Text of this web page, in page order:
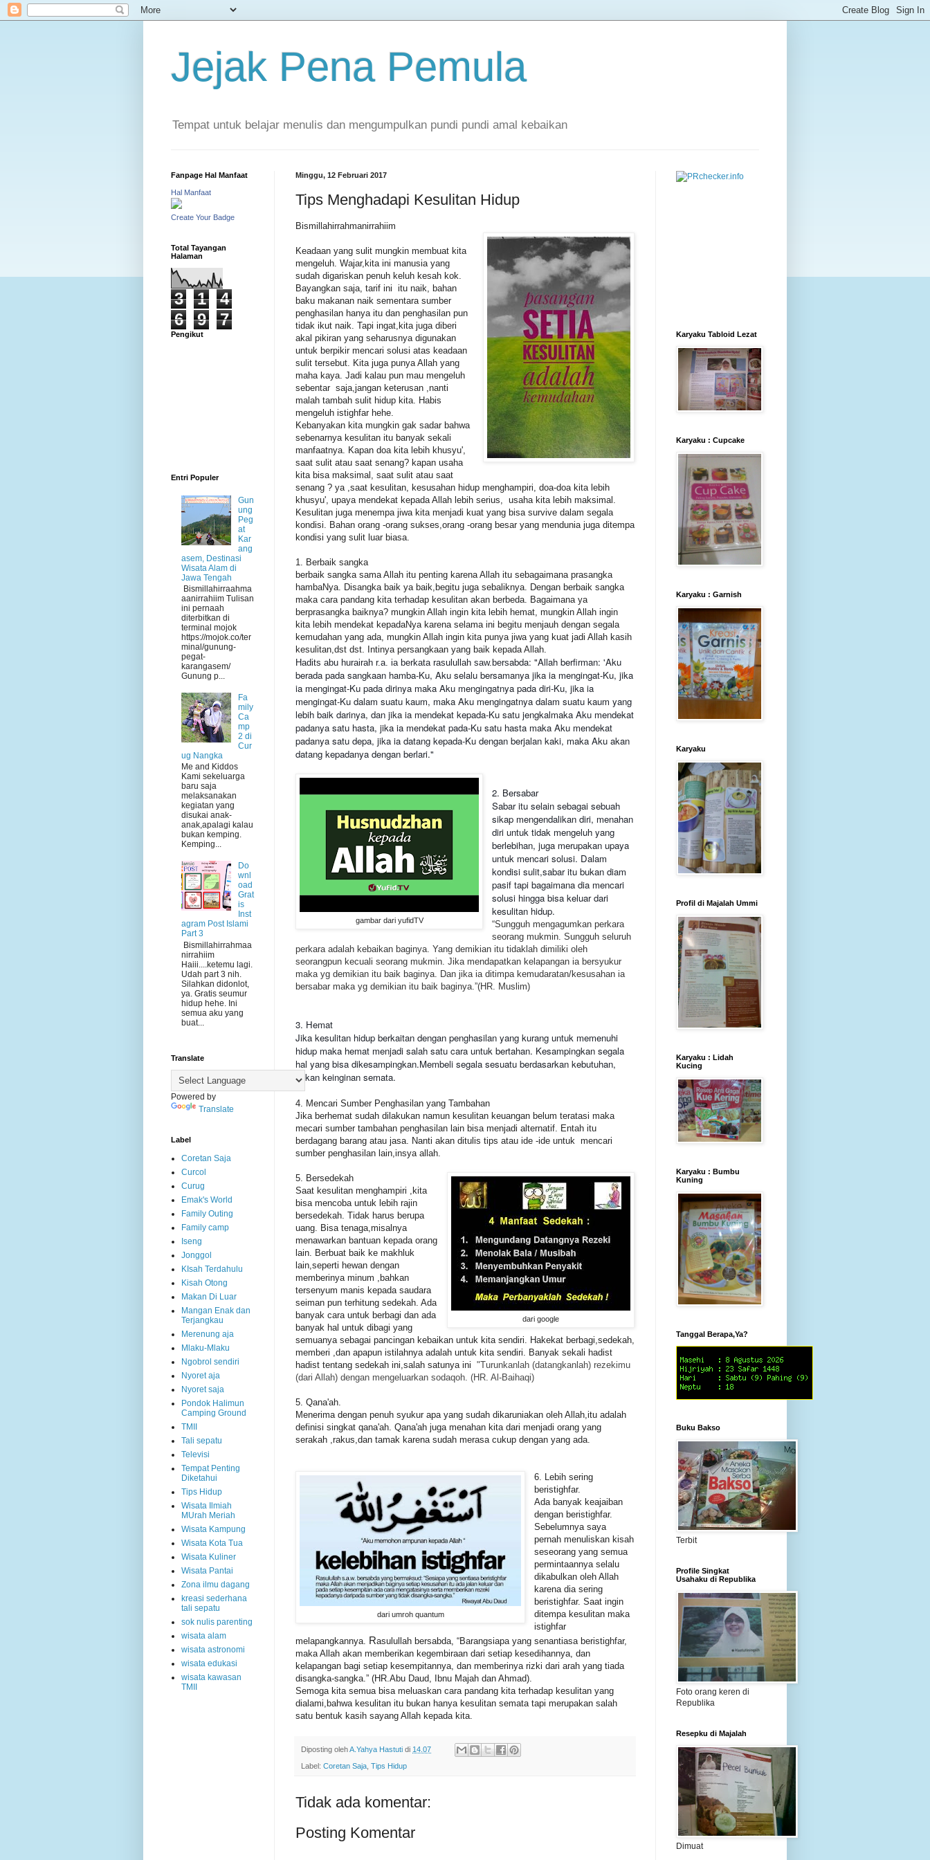
Jejak Pena Pemula
Tempat untuk belajar menulis dan mengumpulkan pundi pundi amal kebaikan
Minggu, 12 Februari 2017
Tips Menghadapi Kesulitan Hidup
Bismillahirrahmanirrahiim
Keadaan yang sulit mungkin membuat kita
mengeluh. Wajar,kita ini manusia yang
sudah digariskan penuh keluh kesah kok.
Bayangkan saja, tarif ini itu naik, bahan
baku makanan naik sementara sumber
penghasilan hanya itu dan penghasilan pun
tidak ikut naik. Tapi ingat,kita juga diberi
akal pikiran yang seharusnya digunakan
untuk berpikir mencari solusi atas keadaan
sulit tersebut. Kita juga punya Allah yang
maha kaya. Jadi kalau pun mau mengeluh
sebentar saja,jangan keterusan ,nanti
malah tambah sulit hidup kita. Habis
mengeluh istighfar hehe.
Kebanyakan kita mungkin gak sadar bahwa
sebenarnya kesulitan itu banyak sekali
manfaatnya. Kapan doa kita lebih khusyu',
saat sulit atau saat senang? kapan usaha
kita bisa maksimal, saat sulit atau saat
senang ? ya ,saat kesulitan, kesusahan hidup menghampiri, doa-doa kita lebih
khusyu', upaya mendekat kepada Allah lebih serius, usaha kita lebih maksimal.
Kesulitan juga menempa jiwa kita menjadi kuat yang bisa survive dalam segala
kondisi. Bahan orang -orang sukses,orang -orang besar yang mendunia juga ditempa
kondisi yang sulit luar biasa.
1. Berbaik sangka
berbaik sangka sama Allah itu penting karena Allah itu sebagaimana prasangka
hambaNya. Disangka baik ya baik,begitu juga sebaliknya. Dengan berbaik sangka
maka cara pandang kita terhadap kesulitan akan berbeda. Bagaimana ya
berprasangka baiknya? mungkin Allah ingin kita lebih hemat, mungkin Allah ingin
kita lebih mendekat kepadaNya karena selama ini begitu menjauh dengan segala
kemudahan yang ada, mungkin Allah ingin kita punya jiwa yang kuat jadi Allah kasih
kesulitan,dst dst. Intinya persangkaan yang baik kepada Allah.
Hadits abu hurairah r.a. ia berkata rasulullah saw.bersabda: "Allah berfirman: 'Aku
berada pada sangkaan hamba-Ku, Aku selalu bersamanya jika ia mengingat-Ku, jika
ia mengingat-Ku pada dirinya maka Aku mengingatnya pada diri-Ku, jika ia
mengingat-Ku dalam suatu kaum, maka Aku mengingatnya dalam suatu kaum yang
lebih baik darinya, dan jika ia mendekat kepada-Ku satu jengkalmaka Aku mendekat
padanya satu hasta, jika ia mendekat pada-Ku satu hasta maka Aku mendekat
padanya satu depa, jika ia datang kepada-Ku dengan berjalan kaki, maka Aku akan
datang kepadanya dengan berlari."
gambar dari yufidTV
2. Bersabar
Sabar itu selain sebagai sebuah
sikap mengendalikan diri, menahan
diri untuk tidak mengeluh yang
berlebihan, juga merupakan upaya
untuk mencari solusi. Dalam
kondisi sulit,sabar itu bukan diam
pasif tapi bagaimana dia mencari
solusi hingga bisa keluar dari
kesulitan hidup.
“Sungguh mengagumkan perkara
seorang mukmin. Sungguh seluruh
perkara adalah kebaikan baginya. Yang demikian itu tidaklah dimiliki oleh
seorangpun kecuali seorang mukmin. Jika mendapatkan kelapangan ia bersyukur
maka yg demikian itu baik baginya. Dan jika ia ditimpa kemudaratan/kesusahan ia
bersabar maka yg demikian itu baik baginya.”(HR. Muslim)
3. Hemat
Jika kesulitan hidup berkaitan dengan penghasilan yang kurang untuk memenuhi
hidup maka hemat menjadi salah satu cara untuk bertahan. Kesampingkan segala
hal yang bisa dikesampingkan.Membeli segala sesuatu berdasarkan kebutuhan,
bukan keinginan semata.
4. Mencari Sumber Penghasilan yang Tambahan
Jika berhemat sudah dilakukan namun kesulitan keuangan belum teratasi maka
mecari sumber tambahan penghasilan lain bisa menjadi alternatif. Entah itu
berdagang barang atau jasa. Nanti akan ditulis tips atau ide -ide untuk mencari
sumber penghasilan lain,insya allah.
dari google
5. Bersedekah
Saat kesulitan menghampiri ,kita
bisa mencoba untuk lebih rajin
bersedekah. Tidak harus berupa
uang. Bisa tenaga,misalnya
menawarkan bantuan kepada orang
lain. Berbuat baik ke makhluk
lain,seperti hewan dengan
memberinya minum ,bahkan
tersenyum manis kepada saudara
seiman pun terhitung sedekah. Ada
banyak cara untuk berbagi dan ada
banyak hal untuk dibagi yang
semuanya sebagai pancingan kebaikan untuk kita sendiri. Hakekat berbagi,sedekah,
memberi ,dan apapun istilahnya adalah untuk kita sendiri. Banyak sekali hadist
hadist tentang sedekah ini,salah satunya ini "Turunkanlah (datangkanlah) rezekimu
(dari Allah) dengan mengeluarkan sodaqoh. (HR. Al-Baihaqi)
5. Qana'ah.
Menerima dengan penuh syukur apa yang sudah dikaruniakan oleh Allah,itu adalah
definisi singkat qana'ah. Qana'ah juga menahan kita dari menjadi orang yang
serakah ,rakus,dan tamak karena sudah merasa cukup dengan yang ada.
dari umroh quantum
6. Lebih sering
beristighfar.
Ada banyak keajaiban
dengan beristighfar.
Sebelumnya saya
pernah menuliskan kisah
seseorang yang semua
permintaannya selalu
dikabulkan oleh Allah
karena dia sering
beristighfar. Saat ingin
ditempa kesulitan maka
istighfar
melapangkannya. Rasulullah bersabda, “Barangsiapa yang senantiasa beristighfar,
maka Allah akan memberikan kegembiraan dari setiap kesedihannya, dan
kelapangan bagi setiap kesempitannya, dan memberinya rizki dari arah yang tiada
disangka-sangka.” (HR.Abu Daud, Ibnu Majah dan Ahmad).
Semoga kita semua bisa meluaskan cara pandang kita terhadap kesulitan yang
dialami,bahwa kesulitan itu bukan hanya kesulitan semata tapi merupakan salah
satu bentuk kasih sayang Allah kepada kita.
Diposting olehA.Yahya Hastuti di 14.07
Label: Coretan Saja Tips Hidup
Tidak ada komentar:
Posting Komentar
Fanpage Hal Manfaat
Hal Manfaat
Create Your Badge
Total Tayangan
Halaman
3 1
4
6
9 7
Pengikut
Entri Populer
Gun
ung
Peg
at
Kar
ang
asem, Destinasi
Wisata Alam di
Jawa Tengah
Bismillahirraahma
aanirrahiim Tulisan
ini pernaah
diterbitkan di
terminal mojok
https://mojok.co/ter
minal/gunung-
pegat-
karangasem/
Gunung p...
Fa
mily
Ca
mp
2 di
Cur
ug Nangka
Me and Kiddos
Kami sekeluarga
baru saja
melaksanakan
kegiatan yang
disukai anak-
anak,apalagi kalau
bukan kemping.
Kemping...
Do
wnl
oad
Grat
is
Inst
agram Post Islami
Part 3
Bismillahirrahmaa
nirrahiim
Haiii....ketemu lagi.
Udah part 3 nih.
Silahkan didonlot,
ya. Gratis seumur
hidup hehe. Ini
semua aku yang
buat...
Translate
Powered by
Translate
Label
Coretan Saja
Curcol
Curug
Emak's World
Family Outing
Family camp
Iseng
Jonggol
KIsah Terdahulu
Kisah Otong
Makan Di Luar
Mangan Enak dan
Terjangkau
Merenung aja
Mlaku-Mlaku
Ngobrol sendiri
Nyoret aja
Nyoret saja
Pondok Halimun
Camping Ground
TMII
Tali sepatu
Televisi
Tempat Penting
Diketahui
Tips Hidup
Wisata Ilmiah
MUrah Meriah
Wisata Kampung
Wisata Kota Tua
Wisata Kuliner
Wisata Pantai
Zona ilmu dagang
kreasi sederhana
tali sepatu
sok nulis parenting
wisata alam
wisata astronomi
wisata edukasi
wisata kawasan
TMII
Karyaku Tabloid Lezat
Karyaku : Cupcake
Karyaku : Garnish
Karyaku
Profil di Majalah Ummi
Karyaku : Lidah
Kucing
Karyaku : Bumbu
Kuning
Tanggal Berapa,Ya?
Buku Bakso
Terbit
Profile Singkat
Usahaku di Republika
Foto orang keren di
Republika
Resepku di Majalah
Dimuat